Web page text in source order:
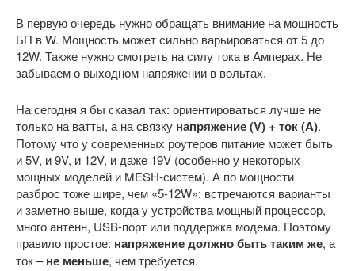
В первую очередь нужно обращать внимание на мощность
БП в W. Мощность может сильно варьироваться от 5 до
12W. Также нужно смотреть на силу тока в Амперах. Не
забываем о выходном напряжении в вольтах.
На сегодня я бы сказал так: ориентироваться лучше не
только на ватты, а на связку напряжение (V) + ток (A).
Потому что у современных роутеров питание может быть
и 5V, и 9V, и 12V, и даже 19V (особенно у некоторых
мощных моделей и MESH-систем). А по мощности
разброс тоже шире, чем «5-12W»: встречаются варианты
и заметно выше, когда у устройства мощный процессор,
много антенн, USB-порт или поддержка модема. Поэтому
правило простое: напряжение должно быть таким же, а
ток –не меньше, чем требуется.